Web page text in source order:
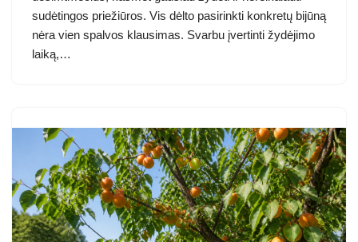
sudėtingos priežiūros. Vis dėlto pasirinkti konkretų bijūną
nėra vien spalvos klausimas. Svarbu įvertinti žydėjimo
laiką,…